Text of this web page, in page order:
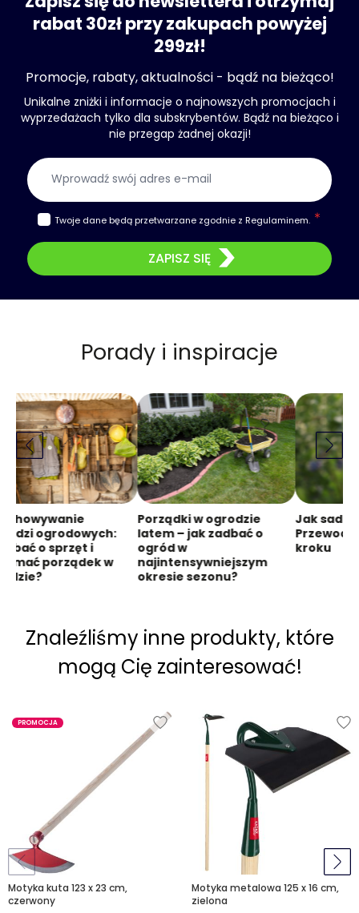
rabat 30zł przy zakupach powyżej
299zł!
Promocje, rabaty, aktualności - bądź na bieżąco!
Unikalne zniżki i informacje o najnowszych promocjach i
wyprzedażach tylko dla subskrybentów. Bądź na bieżąco i
nie przegap żadnej okazji!
Twoje dane będą przetwarzane zgodnie z Regulaminem.
ZAPISZ SIĘ
Porady i inspiracje
ogrodowych:
dbać o sprzęt i
porządek w
Porządki w ogrodzie
latem – jak zadbać o
ogród w
najintensywniejszym
okresie sezonu?
Jak
kroku
Znaleźliśmy inne produkty, które
mogą Cię zainteresować!
PROMOCJA
Motyka kuta 123 x 23 cm,
czerwony
Motyka metalowa 125 x 16 cm,
zielona